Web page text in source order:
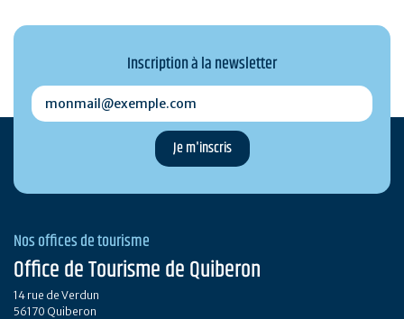
Inscription à la newsletter
monmail@exemple.com
Nos offices de tourisme
Office de Tourisme de Quiberon
14 rue de Verdun
56170 Quiberon